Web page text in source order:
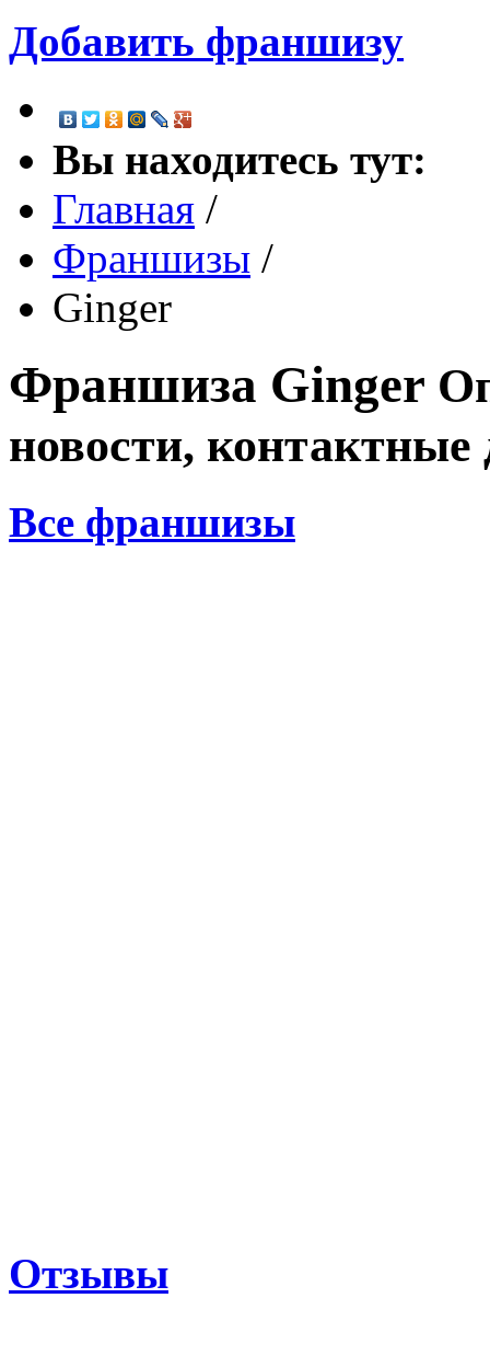
Добавить франшизу
Вы находитесь тут:
Главная /
Франшизы /
Ginger
Франшиза Ginger
новости,
Все франшизы
Отзывы